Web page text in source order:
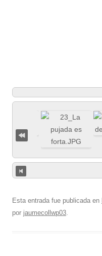
Esta entrada fue publicada en
por jaumecollwp03.